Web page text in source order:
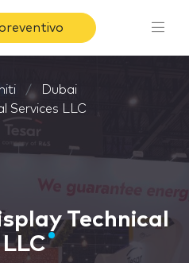
Dubai
Services LLC
Technical